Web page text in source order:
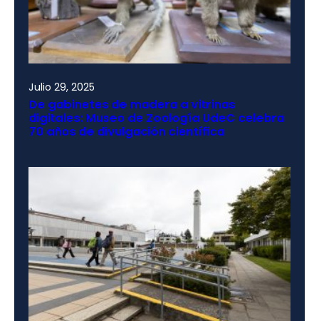
Julio 29, 2025
De gabinetes de madera a vitrinas
digitales: Museo de Zoología UdeC celebra
70 años de divulgación científica